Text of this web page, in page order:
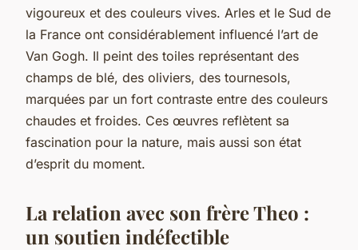
vigoureux et des couleurs vives. Arles et le Sud de
la France ont considérablement influencé l’art de
Van Gogh. Il peint des toiles représentant des
champs de blé, des oliviers, des tournesols,
marquées par un fort contraste entre des couleurs
chaudes et froides. Ces œuvres reflètent sa
fascination pour la nature, mais aussi son état
d’esprit du moment.
La relation avec son frère Theo :
un soutien indéfectible